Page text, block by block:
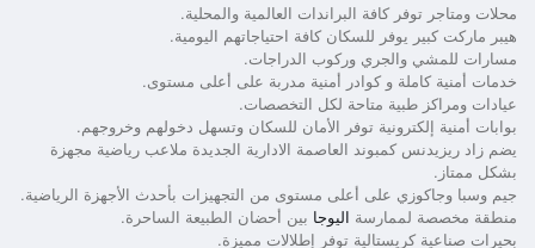
محلات ومتاجر توفر كافة البراندات العالمية والمحلية.
هيبر ماركت كبير يوفر للسكان كافة احتياجاتهم اليومية.
مسارات للمشي والجري وركوب الدراجات.
خدمات أمنية كاملة و كوادر أمنية مدربة على أعلى مستوى.
عيادات ومراكز طبية متاحة لكل التخصصات.
بوابات أمنية إلكترونية توفر الأمان للسكان وتسهل دخولهم وخروجهم.
يضم زاد ريزيدنس كمبوند العاصمة الادارية الجديدة ملاعب رياضية مجهزة
بشكل ممتاز.
جيم وسبا وجاكوزي على أعلى مستوى من التجهيزات بأحدث الأجهزة الرياضية.
منطقة مخصصة لممارسة اليوجا بين أحضان الطبيعة الساحرة.
بحيرات صناعية كريستالية توفر إطلالات مميزة.